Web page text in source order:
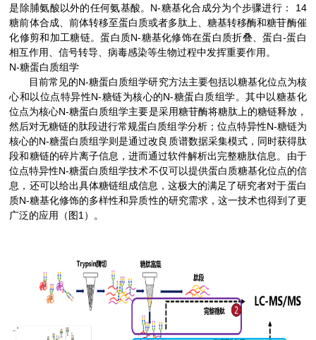
是除脯氨酸以外的任何氨基酸。 N-糖基化合成分为个步骤进行： 14
糖前体合成、前体转移至蛋白质或者多肽上、糖基转移酶和糖苷酶催
化修剪和加工糖链。蛋白质N-糖基化修饰在蛋白质折叠、蛋白-蛋白
相互作用、信号转导、病毒感染等生物过程中发挥重要作用。
N-糖蛋白质组学
目前常见的N-糖蛋白质组学研究方法主要包括以糖基化位点为核
心和以位点特异性N-糖链为核心的N-糖蛋白质组学。其中以糖基化
位点为核心N-糖蛋白质组学主要是采用糖苷酶将糖肽上的糖链释放，
然后对无糖链的肽段进行常规蛋白质组学分析；位点特异性N-糖链为
核心的N-糖蛋白质组学则是通过改良质谱数据采集模式，同时获得肽
段和糖链的碎片离子信息，进而通过软件解析出完整糖肽信息。由于
位点特异性N-糖蛋白质组学技术不仅可以提供蛋白质糖基化位点的信
息，还可以给出具体糖链组成信息，这极大的满足了研究者对于蛋白
质N-糖基化修饰的多样性和异质性的研究需求，这一技术也得到了更
广泛的应用（图 1 ）。